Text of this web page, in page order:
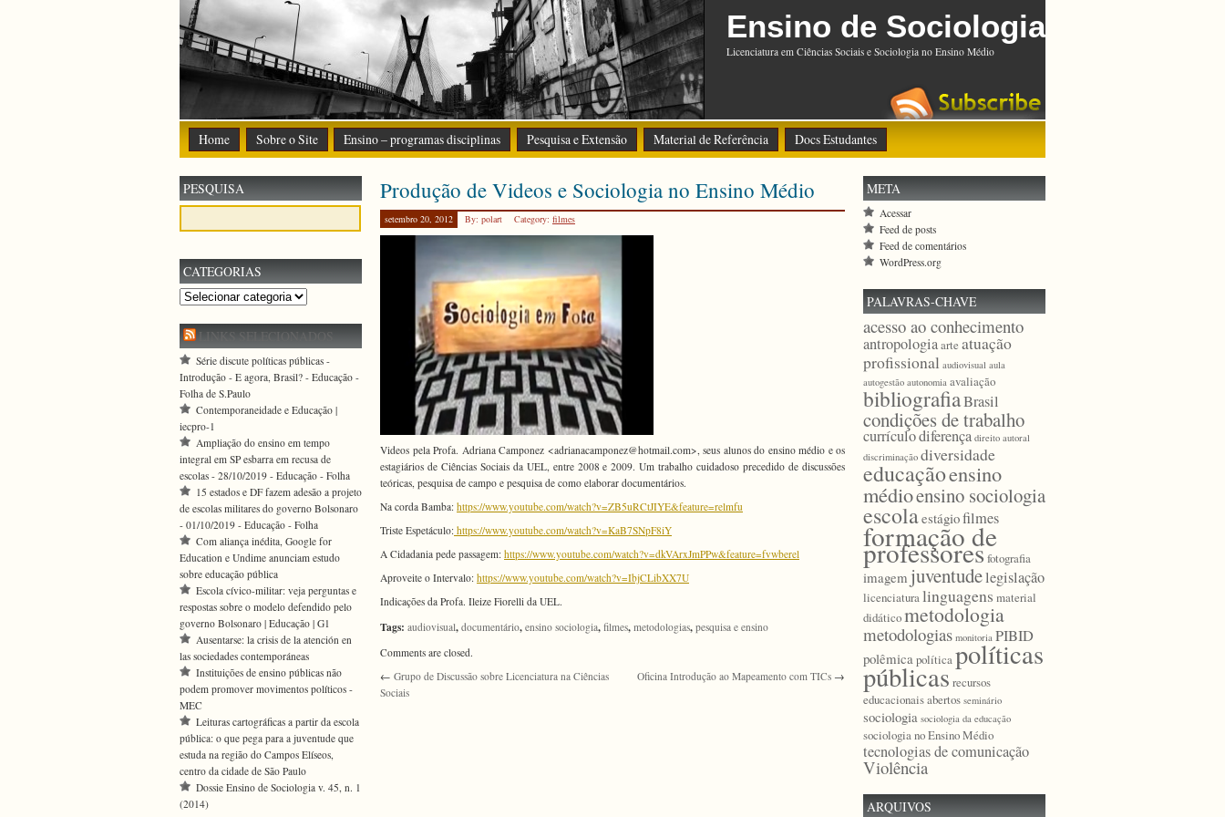
Ensino de Sociologia
Licenciatura em Ciências Sociais e Sociologia no Ensino Médio
Home Sobre o Site Ensino – programas disciplinas Pesquisa e Extensão Material de Referência Docs Estudantes
Produção de Videos e Sociologia no Ensino Médio
setembro 20, 2012 By: polart Category: filmes
Videos pela Profa. Adriana Camponez <adrianacamponez@hotmail.com>, seus alunos do ensino médio e os
estagiários de Ciências Sociais da UEL, entre 2008 e 2009. Um trabalho cuidadoso precedido de discussões
teóricas, pesquisa de campo e pesquisa de como elaborar documentários.
Na corda Bamba: https://www.youtube.com/watch?v=ZB5uRCtJIYE&feature=relmfu
Triste Espetáculo: https://www.youtube.com/watch?v=KaB7SNpF8iY
A Cidadania pede passagem: https://www.youtube.com/watch?v=dkVArxJmPPw&feature=fvwberel
Aproveite o Intervalo: https://www.youtube.com/watch?v=IbjCLibXX7U
Indicações da Profa. Ileize Fiorelli da UEL.
Tags: audiovisual, documentário, ensino sociologia, filmes, metodologias, pesquisa e ensino
Comments are closed.
← Grupo de Discussão sobre Licenciatura na Ciências
Sociais
Oficina Introdução ao Mapeamento com TICs →
PESQUISA
CATEGORIAS
Categorias
LINKS SELECIONADOS
Série discute políticas públicas -
Introdução - E agora, Brasil? - Educação -
Folha de S.Paulo
Contemporaneidade e Educação |
iecpro-1
Ampliação do ensino em tempo
integral em SP esbarra em recusa de
escolas - 28/10/2019 - Educação - Folha
15 estados e DF fazem adesão a projeto
de escolas militares do governo Bolsonaro
- 01/10/2019 - Educação - Folha
Com aliança inédita, Google for
Education e Undime anunciam estudo
sobre educação pública
Escola cívico-militar: veja perguntas e
respostas sobre o modelo defendido pelo
governo Bolsonaro | Educação | G1
Ausentarse: la crisis de la atención en
las sociedades contemporáneas
Instituições de ensino públicas não
podem promover movimentos políticos -
MEC
Leituras cartográficas a partir da escola
pública: o que pega para a juventude que
estuda na região do Campos Elíseos,
centro da cidade de São Paulo
Dossie Ensino de Sociologia v. 45, n. 1
(2014)
META
Acessar
Feed de posts
Feed de comentários
WordPress.org
PALAVRAS-CHAVE
acesso ao conhecimento
antropologiaarte atuação
profissional audiovisual aula
autogestão autonomia avaliação
bibliografiaBrasil
condições de trabalho
currículodiferença direito autoral
discriminação diversidade
educaçãoensino
médioensino sociologia
escolaestágiofilmes
formação de
professoresfotografia
imagem juventudelegislação
licenciaturalinguagens material
didáticometodologia
metodologias monitoria PIBID
polêmicapolíticapolíticas
públicas recursos
educacionais abertos seminário
sociologia sociologia da educação
sociologia no Ensino Médio
tecnologias de comunicação
Violência
ARQUIVOS